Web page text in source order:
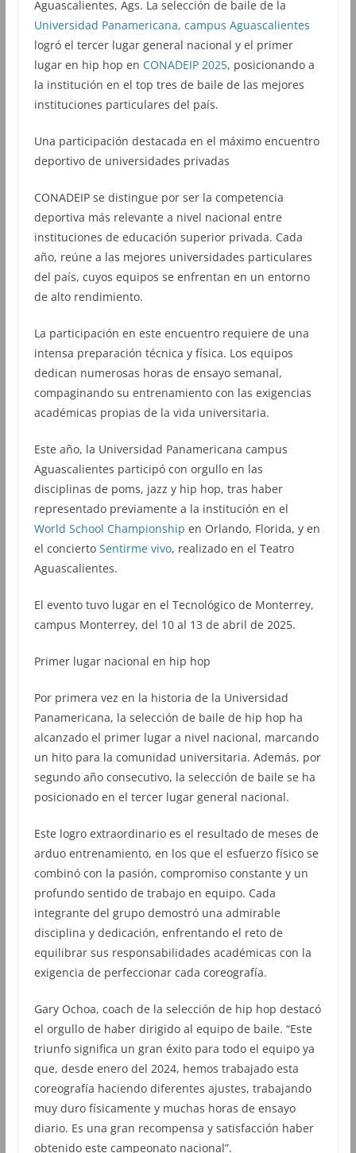
Aguascalientes, Ags. La selección de baile de la
Universidad Panamericana, campus Aguascalientes
logró el tercer lugar general nacional y el primer
lugar en hip hop en CONADEIP 2025, posicionando a
la institución en el top tres de baile de las mejores
instituciones particulares del país.
Una participación destacada en el máximo encuentro
deportivo de universidades privadas
CONADEIP se distingue por ser la competencia
deportiva más relevante a nivel nacional entre
instituciones de educación superior privada. Cada
año, reúne a las mejores universidades particulares
del país, cuyos equipos se enfrentan en un entorno
de alto rendimiento.
La participación en este encuentro requiere de una
intensa preparación técnica y física. Los equipos
dedican numerosas horas de ensayo semanal,
compaginando su entrenamiento con las exigencias
académicas propias de la vida universitaria.
Este año, la Universidad Panamericana campus
Aguascalientes participó con orgullo en las
disciplinas de poms, jazz y hip hop, tras haber
representado previamente a la institución en el
World School Championship en Orlando, Florida, y en
el concierto Sentirme vivo, realizado en el Teatro
Aguascalientes.
El evento tuvo lugar en el Tecnológico de Monterrey,
campus Monterrey, del 10 al 13 de abril de 2025.
Primer lugar nacional en hip hop
Por primera vez en la historia de la Universidad
Panamericana, la selección de baile de hip hop ha
alcanzado el primer lugar a nivel nacional, marcando
un hito para la comunidad universitaria. Además, por
segundo año consecutivo, la selección de baile se ha
posicionado en el tercer lugar general nacional.
Este logro extraordinario es el resultado de meses de
arduo entrenamiento, en los que el esfuerzo físico se
combinó con la pasión, compromiso constante y un
profundo sentido de trabajo en equipo. Cada
integrante del grupo demostró una admirable
disciplina y dedicación, enfrentando el reto de
equilibrar sus responsabilidades académicas con la
exigencia de perfeccionar cada coreografía.
Gary Ochoa, coach de la selección de hip hop destacó
el orgullo de haber dirigido al equipo de baile. “Este
triunfo significa un gran éxito para todo el equipo ya
que, desde enero del 2024, hemos trabajado esta
coreografía haciendo diferentes ajustes, trabajando
muy duro físicamente y muchas horas de ensayo
diario. Es una gran recompensa y satisfacción haber
obtenido este campeonato nacional”.